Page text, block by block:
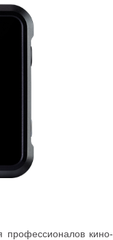
профессионалов кино-